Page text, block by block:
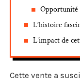
Opportunité
L’histoire
L’impact de
Cette vente a